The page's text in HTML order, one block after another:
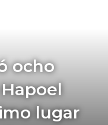
ocho
lugar